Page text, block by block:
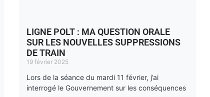
LIGNE POLT : MA QUESTION ORALE
SUR LES NOUVELLES SUPPRESSIONS
DE TRAIN
19 février 2025
Lors de la séance du mardi 11 février, j’ai
interrogé le Gouvernement sur les conséquences